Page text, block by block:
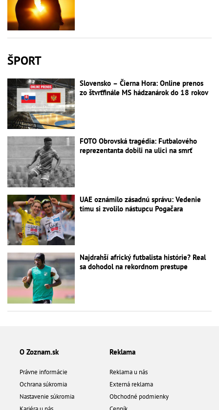
ŠPORT
Slovensko – Čierna Hora: Online prenos
zo štvrťfinále MS hádzanárok do 18 rokov
FOTO Obrovská tragédia: Futbalového
reprezentanta dobili na ulici na smrť
UAE oznámilo zásadnú správu: Vedenie
tímu si zvolilo nástupcu Pogačara
Najdrahší africký futbalista histórie? Real
sa dohodol na rekordnom prestupe
O Zoznam.sk
Právne informácie
Ochrana súkromia
Nastavenie súkromia
Reklama
Reklama u nás
Externá reklama
Obchodné podmienky